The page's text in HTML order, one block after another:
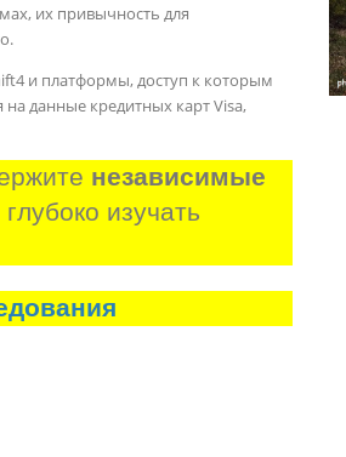
их привычность для
и платформы, доступ к которым
данные кредитных карт Visa,
независимые
изучать